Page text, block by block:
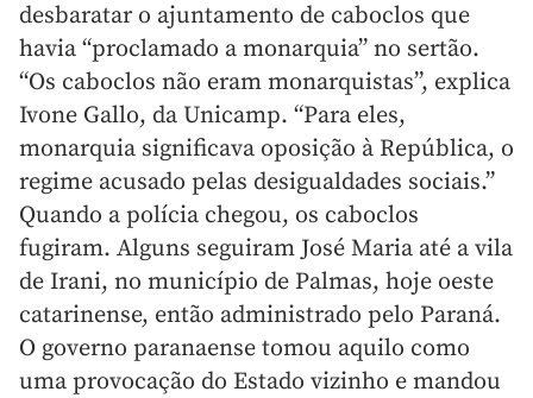
desbaratar o ajuntamento de caboclos que
havia “proclamado a monarquia” no sertão.
“Os caboclos não eram monarquistas”, explica
Ivone Gallo, da Unicamp. “Para eles,
monarquia significava oposição à República, o
regime acusado pelas desigualdades sociais.”
Quando a polícia chegou, os caboclos
fugiram. Alguns seguiram José Maria até a vila
de Irani, no município de Palmas, hoje oeste
catarinense, então administrado pelo Paraná.
O governo paranaense tomou aquilo como
uma provocação do Estado vizinho e mandou